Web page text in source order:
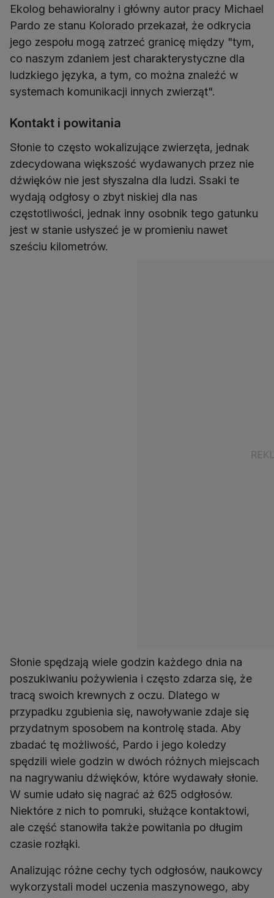
Ekolog behawioralny i główny autor pracy Michael
Pardo ze stanu Kolorado przekazał, że odkrycia
jego zespołu mogą zatrzeć granicę między "tym,
co naszym zdaniem jest charakterystyczne dla
ludzkiego języka, a tym, co można znaleźć w
systemach komunikacji innych zwierząt".
Kontakt i powitania
Słonie to często wokalizujące zwierzęta, jednak
zdecydowana większość wydawanych przez nie
dźwięków nie jest słyszalna dla ludzi. Ssaki te
wydają odgłosy o zbyt niskiej dla nas
częstotliwości, jednak inny osobnik tego gatunku
jest w stanie usłyszeć je w promieniu nawet
sześciu kilometrów.
Słonie spędzają wiele godzin każdego dnia na
poszukiwaniu pożywienia i często zdarza się, że
tracą swoich krewnych z oczu. Dlatego w
przypadku zgubienia się, nawoływanie zdaje się
przydatnym sposobem na kontrolę stada. Aby
zbadać tę możliwość, Pardo i jego koledzy
spędzili wiele godzin w dwóch różnych miejscach
na nagrywaniu dźwięków, które wydawały słonie.
W sumie udało się nagrać aż 625 odgłosów.
Niektóre z nich to pomruki, służące kontaktowi,
ale część stanowiła także powitania po długim
czasie rozłąki.
Analizując różne cechy tych odgłosów, naukowcy
wykorzystali model uczenia maszynowego, aby